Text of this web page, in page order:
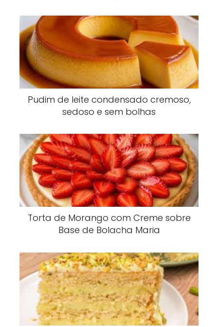
Pudim de leite condensado cremoso,
sedoso e sem bolhas
Torta de Morango com Creme sobre
Base de Bolacha Maria